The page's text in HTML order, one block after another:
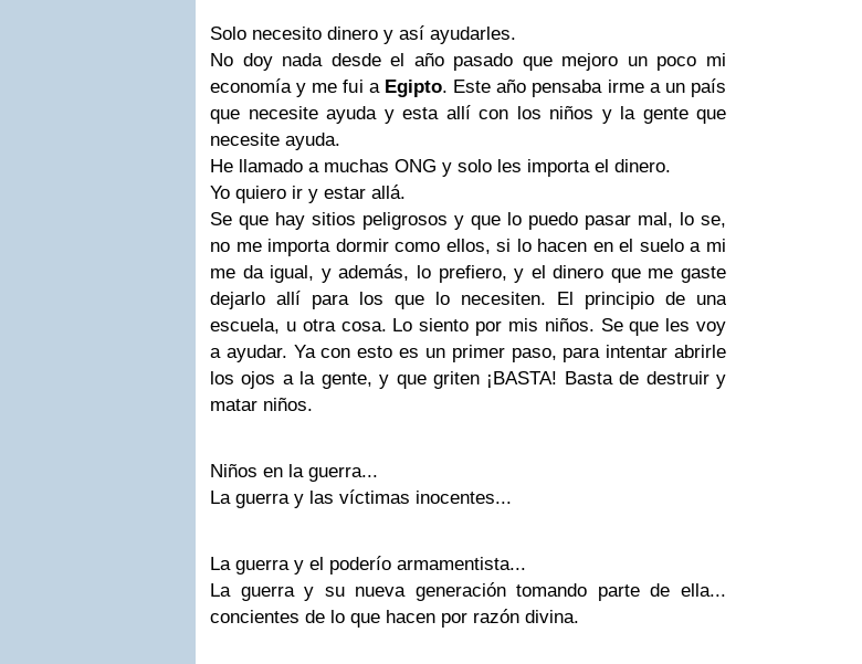
Solo necesito dinero y así ayudarles.
No doy nada desde el año pasado que mejoro un poco mi
economía y me fui a Egipto. Este año pensaba irme a un país
que necesite ayuda y esta allí con los niños y la gente que
necesite ayuda.
He llamado a muchas ONG y solo les importa el dinero.
Yo quiero ir y estar allá.
Se que hay sitios peligrosos y que lo puedo pasar mal, lo se,
no me importa dormir como ellos, si lo hacen en el suelo a mi
me da igual, y además, lo prefiero, y el dinero que me gaste
dejarlo allí para los que lo necesiten. El principio de una
escuela, u otra cosa. Lo siento por mis niños. Se que les voy
a ayudar. Ya con esto es un primer paso, para intentar abrirle
los ojos a la gente, y que griten ¡BASTA! Basta de destruir y
matar niños.
Niños en la guerra...
La guerra y las víctimas inocentes...
La guerra y el poderío armamentista...
La guerra y su nueva generación tomando parte de ella...
concientes de lo que hacen por razón divina.